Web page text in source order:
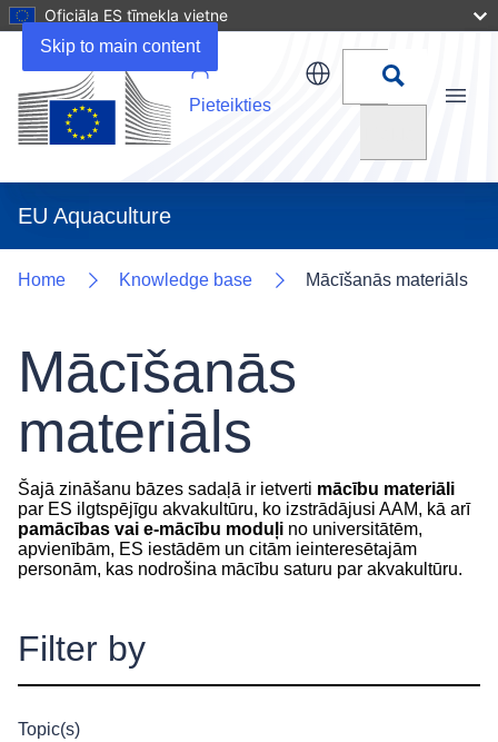
Skip to main content
Oficiāla ES tīmekļa vietne
Pieteikties
EU Aquaculture
Menu
Home Knowledge base Mācīšanās materiāls
Mācīšanās
materiāls
Šajā zināšanu bāzes sadaļā ir ietverti mācību materiāli
par ES ilgtspējīgu akvakultūru, ko izstrādājusi AAM, kā arī
pamācības vai e-mācību moduļi no universitātēm,
apvienībām, ES iestādēm un citām ieinteresētajām
personām, kas nodrošina mācību saturu par akvakultūru.
Filter by
Topic(s)